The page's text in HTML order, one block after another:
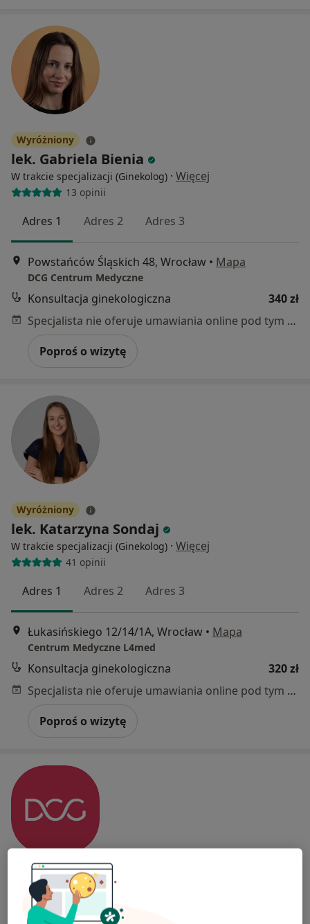
Wyróżniony
lek. Gabriela Bienia
W trakcie specjalizacji (Ginekolog) · Więcej
13 opinii
Adres 1 Adres 2 Adres 3
Powstańców Śląskich 48, Wrocław • Mapa
DCG Centrum Medyczne
Konsultacja ginekologiczna
340 zł
Specjalista nie oferuje umawiania online pod tym adresem.
Poproś o wizytę
Wyróżniony
lek. Katarzyna Sondaj
W trakcie specjalizacji (Ginekolog) · Więcej
41 opinii
Adres 1 Adres 2 Adres 3
Łukasińskiego 12/14/1A, Wrocław • Mapa
Centrum Medyczne L4med
Konsultacja ginekologiczna
320 zł
Specjalista nie oferuje umawiania online pod tym adresem.
Poproś o wizytę
Wyróżniony
DCG Centrum Medyczne
Ginekologia, Urologia, Proktologia